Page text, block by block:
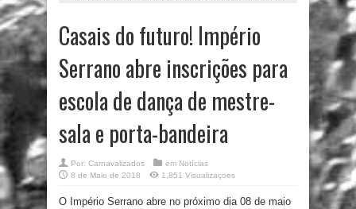
Casais do futuro! Império
Serrano abre inscrições para
escola de dança de mestre-
sala e porta-bandeira
Por: Carnavalizados em Notícias
8 de Maio de 2018
1,851 Visualizaçoes
O Império Serrano abre no próximo dia 08 de maio